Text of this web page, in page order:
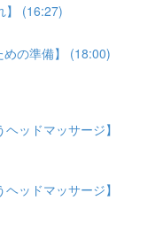
】 (16:27)
の準備】 (18:00)
ッドマッサージ】
ッドマッサージ】